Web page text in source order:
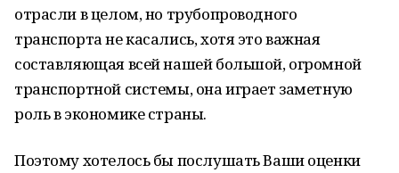
отрасли в целом, но трубопроводного
транспорта не касались, хотя это важная
составляющая всей нашей большой, огромной
транспортной системы, она играет заметную
роль в экономике страны.
Поэтому хотелось бы послушать Ваши оценки